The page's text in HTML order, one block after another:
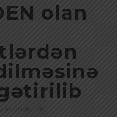
olan
gətirilib
ACCOUNTING